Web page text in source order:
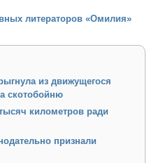
литераторов «Омилия»
из движущегося
скотобойню
километров ради
признали